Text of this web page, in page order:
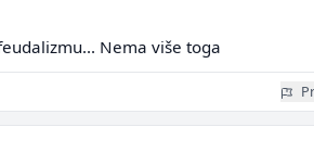
Nema više toga